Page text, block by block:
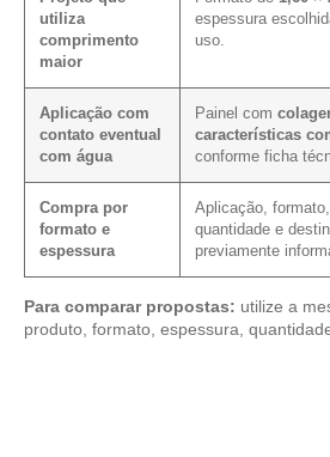
utiliza
comprimento
maior
espessura
uso.
Aplicação com
contato eventual
com água
Painel com
características
conforme ficha
Compra por
formato e
espessura
Aplicação,
quantidade e
previamente
Para comparar propostas: utilize a
produto, formato, espessura,